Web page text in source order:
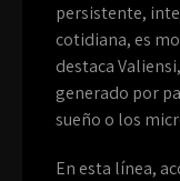
persistente,
cotidiana, es
destaca
generado por
sueño o los
En esta línea,